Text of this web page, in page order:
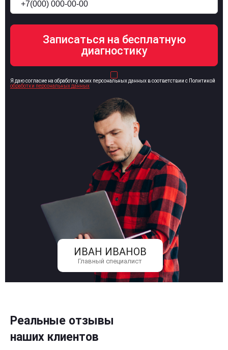
ИВАН ИВАНОВ
Главный специалист
Я даю согласие на обработку моих персональных данных в соответствии с Политикой
обработки персональных данных
Реальные отзывы
наших клиентов